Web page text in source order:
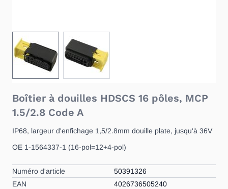
View larger image
Boîtier à douilles HDSCS 16 pôles, MCP
1.5/2.8 Code A
IP68, largeur d'enfichage 1,5/2.8mm douille plate, jusqu'à 36V
OE 1-1564337-1 (16-pol=12+4-pol)
Numéro d'article
50391326
EAN
4026736505240